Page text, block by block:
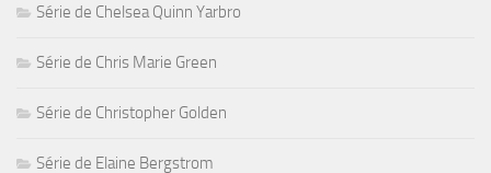
Série de Chelsea Quinn Yarbro
Série de Chris Marie Green
Série de Christopher Golden
Série de Elaine Bergstrom